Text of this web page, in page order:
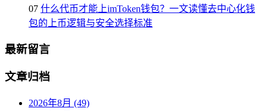
07 什么代币才能上imToken钱包？一文读懂去中心化钱
包的上币逻辑与安全选择标准
最新留言
文章归档
2026年8月 (49)